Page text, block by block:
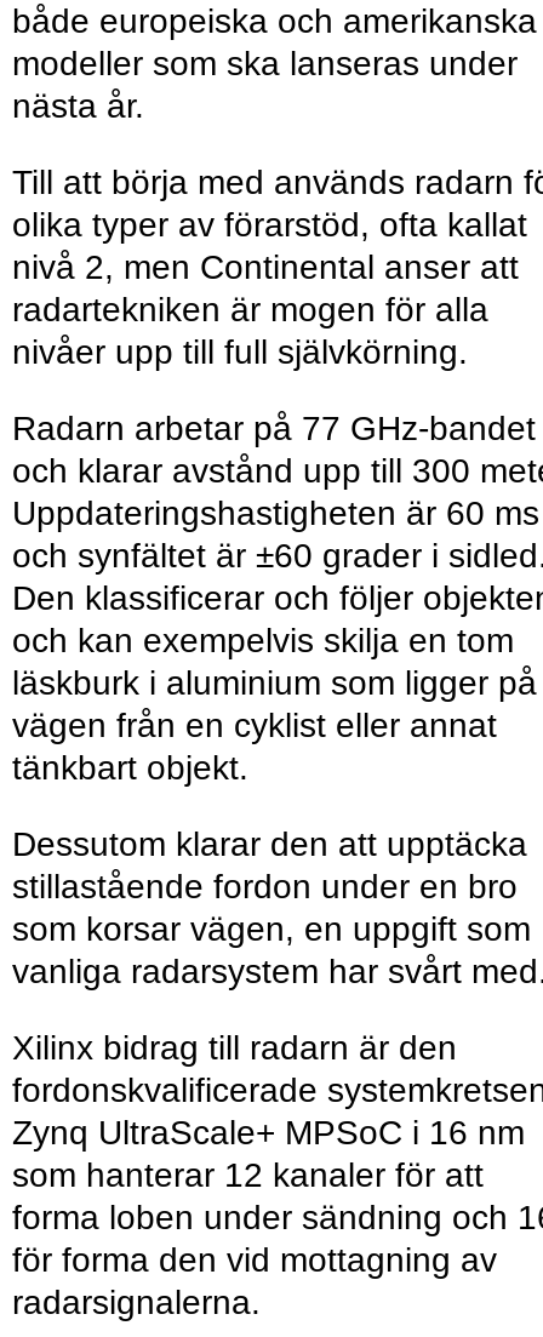
både europeiska och amerikanska
modeller som ska lanseras under
nästa år.
Till att börja med används radarn
olika typer av förarstöd, ofta kallat
nivå 2, men Continental anser att
radartekniken är mogen för alla
nivåer upp till full självkörning.
Radarn arbetar på 77 GHz-bandet
och klarar avstånd upp till 300
Uppdateringshastigheten är 60 ms
och synfältet är ±60 grader i
Den klassificerar och följer
och kan exempelvis skilja en tom
läskburk i aluminium som ligger på
vägen från en cyklist eller annat
tänkbart objekt.
Dessutom klarar den att upptäcka
stillastående fordon under en bro
som korsar vägen, en uppgift som
vanliga radarsystem har svårt
Xilinx bidrag till radarn är den
fordonskvalificerade
Zynq UltraScale+ MPSoC i 16 nm
som hanterar 12 kanaler för att
forma loben under sändning och
för forma den vid mottagning av
radarsignalerna.